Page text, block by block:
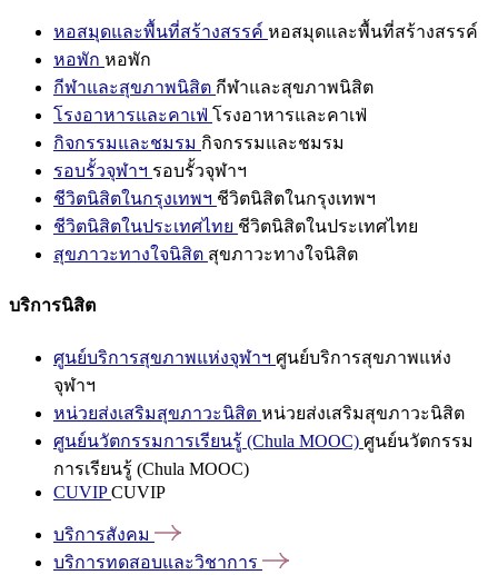
หอสมุดและพื้นที่สร้างสรรค์ หอสมุดและพื้นที่สร้างสรรค์
หอพัก หอพัก
กีฬาและสุขภาพนิสิต กีฬาและสุขภาพนิสิต
โรงอาหารและคาเฟ่ โรงอาหารและคาเฟ่
กิจกรรมและชมรม กิจกรรมและชมรม
รอบรั้วจุฬาฯ รอบรั้วจุฬาฯ
ชีวิตนิสิตในกรุงเทพฯ ชีวิตนิสิตในกรุงเทพฯ
ชีวิตนิสิตในประเทศไทย ชีวิตนิสิตในประเทศไทย
สุขภาวะทางใจนิสิต สุขภาวะทางใจนิสิต
บริการนิสิต
ศูนย์บริการสุขภาพแห่งจุฬาฯ ศูนย์บริการสุขภาพแห่ง
จุฬาฯ
หน่วยส่งเสริมสุขภาวะนิสิต หน่วยส่งเสริมสุขภาวะนิสิต
ศูนย์นวัตกรรมการเรียนรู้ (Chula MOOC) ศูนย์นวัตกรรม
การเรียนรู้ (Chula MOOC)
CUVIPCUVIP
บริการสังคม
บริการทดสอบและวิชาการ